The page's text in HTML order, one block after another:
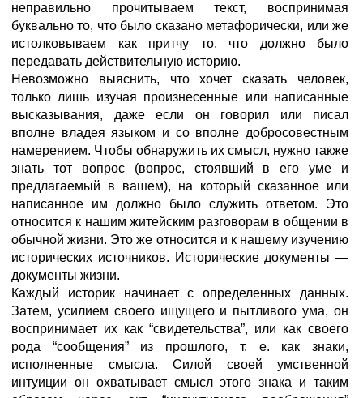
неправильно прочитываем текст, воспринимая
буквально то, что было сказано метафорически, или же
истолковываем как притчу то, что должно было
передавать действительную историю.
Невозможно выяснить, что хочет сказать человек,
только лишь изучая произнесенные или написанные
высказывания, даже если он говорил или писал
вполне владея языком и со вполне добросовестным
намерением. Чтобы обнаружить их смысл, нужно также
знать тот вопрос (вопрос, стоявший в его уме и
предлагаемый в вашем), на который сказанное или
написанное им должно было служить ответом. Это
относится к нашим житейским разговорам в общении в
обычной жизни. Это же относится и к нашему изучению
исторических источников. Исторические документы —
документы жизни.
Каждый историк начинает с определенных данных.
Затем, усилием своего ищущего и пытливого ума, он
воспринимает их как “свидетельства”, или как своего
рода “сообщения” из прошлого, т. е. как знаки,
исполненные смысла. Силой своей умственной
интуиции он охватывает смысл этого знака и таким